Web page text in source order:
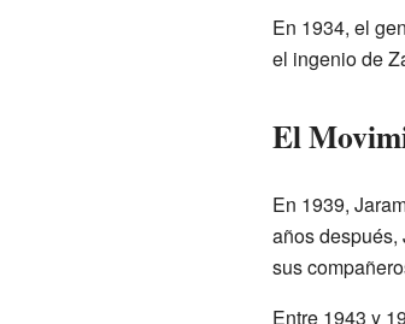
En 1934, el
el ingenio de
El
En 1939,
años
sus
Entre 1943 y